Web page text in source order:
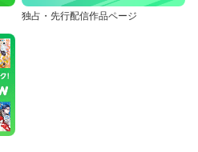
独占・先行配信作品ページ